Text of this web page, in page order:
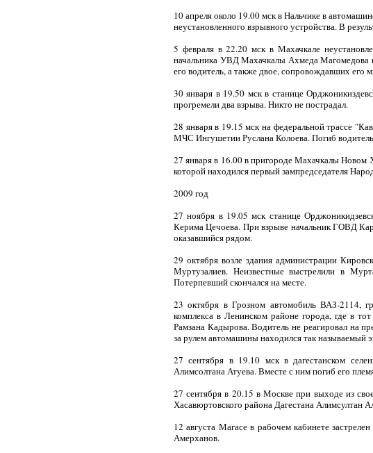
10 апреля около 19.00 мск в Нальчике в
неустановленного взрывного устройства. В
5 февраля в 22.20 мск в Махачкале
начальника УВД Махачкалы Ахмеда Магомедова
его водитель, а также двое, сопровождавших его
30 января в 19.50 мск в станице
прогремели два взрыва. Никто не пострадал.
28 января в 19.15 мск на федеральной трассе
МЧС Ингушетии Руслана Колоева. Погиб
27 января в 16.00 в пригороде Махачкалы Новом
которой находился первый зампредседателя
2009 год
27 ноября в 19.05 мск станице
Керима Цечоева. При взрыве начальник ГОВД
оказавшийся рядом.
29 октября возле здания администрации
Муртузалиев. Неизвестные выстрелили в
Потерпевший скончался на месте.
23 октября в Грозном автомобиль ВАЗ-2114,
комплекса в Ленинском районе города, где в
Рамзана Кадырова. Водитель не реагировал на
за рулем автомашины находился так называемый
27 сентября в 19.10 мск в дагестанском
Алимсолтана Атуева. Вместе с ним погиб его
27 сентября в 20.15 в Москве при выходе из
Хасавюртовского района Дагестана Алимсултан
12 августа Магасе в рабочем кабинете
Амерханов.